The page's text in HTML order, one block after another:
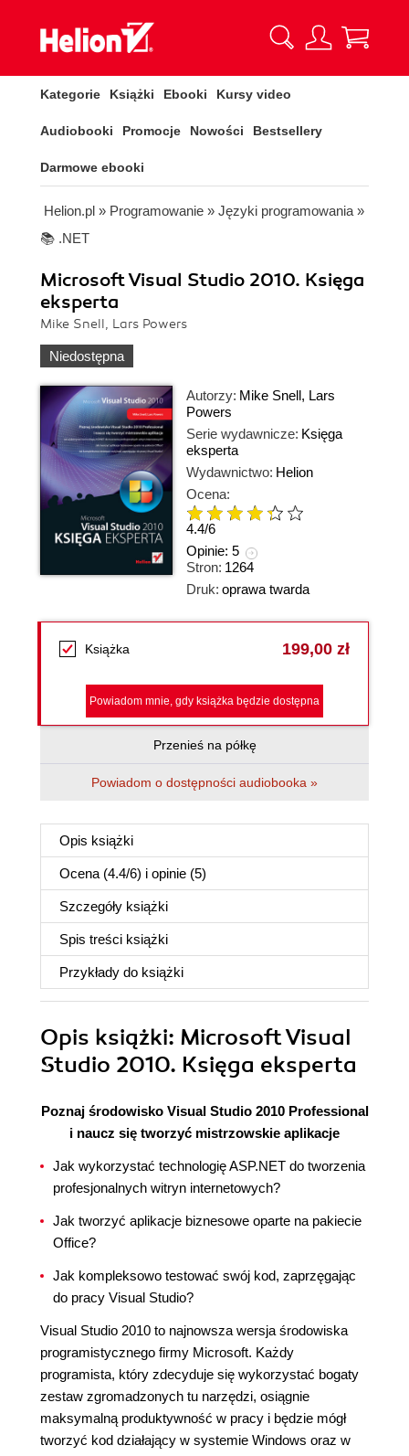
Kategorie Książki Ebooki Kursy video
Audiobooki Promocje Nowości Bestsellery
Darmowe ebooki
Helion.pl » Programowanie » Języki programowania »
📚 .NET
Microsoft Visual Studio 2010. Księga
eksperta
Mike Snell, Lars Powers
Niedostępna
Autorzy: Mike Snell, Lars
Powers
Serie wydawnicze: Księga
eksperta
Wydawnictwo: Helion
Ocena:
4.4/6
Opinie: 5
Stron: 1264
Druk: oprawa twarda
Książka 199,00 zł
Powiadom mnie, gdy książka będzie dostępna
Przenieś na półkę
Powiadom o dostępności audiobooka »
Opis książki
Ocena (4.4/6) i opinie (5)
Szczegóły książki
Spis treści książki
Przykłady do książki
Opis książki: Microsoft Visual
Studio 2010. Księga eksperta
Poznaj środowisko Visual Studio 2010 Professional
i naucz się tworzyć mistrzowskie aplikacje
Jak wykorzystać technologię ASP.NET do tworzenia
profesjonalnych witryn internetowych?
Jak tworzyć aplikacje biznesowe oparte na pakiecie
Office?
Jak kompleksowo testować swój kod, zaprzęgając
do pracy Visual Studio?
Visual Studio 2010 to najnowsza wersja środowiska
programistycznego firmy Microsoft. Każdy
programista, który zdecyduje się wykorzystać bogaty
zestaw zgromadzonych tu narzędzi, osiągnie
maksymalną produktywność w pracy i będzie mógł
tworzyć kod działający w systemie Windows oraz w